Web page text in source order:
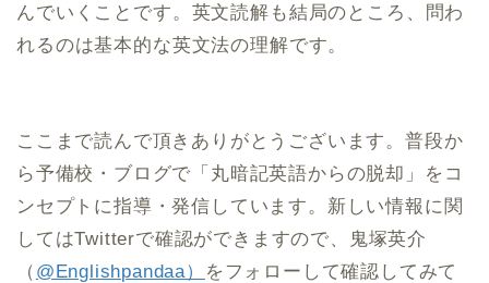
んでいくことです。英文読解も結局のところ、問わ
れるのは基本的な英文法の理解です。
ここまで読んで頂きありがとうございます。普段か
ら予備校・ブログで「丸暗記英語からの脱却」をコ
ンセプトに指導・発信しています。新しい情報に関
してはTwitterで確認ができますので、鬼塚英介
（ @Englishpandaa）
をフォローして確認してみて